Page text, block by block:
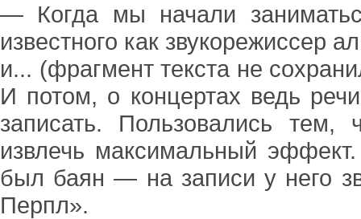
— Когда мы начали
известного как звукорежиссер
и... (фрагмент текста не
И потом, о концертах ведь
записать. Пользовались
извлечь максимальный
был баян — на записи у него
Перпл».